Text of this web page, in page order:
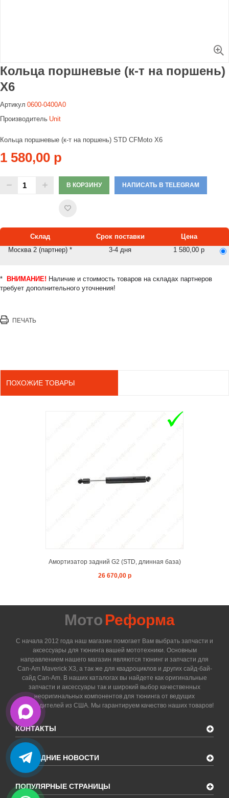
Кольца поршневые (к-т на поршень)
X6
Артикул 0600-0400A0
Производитель Unit
Кольца поршневые (к-т на поршень) STD CFMoto X6
1 580,00 р
В КОРЗИНУ НАПИСАТЬ В TELEGRAM
Склад Срок поставки
Цена
Москва 2 (партнер) *
3-4 дня 1 580,00 р
* ВНИМАНИЕ! Наличие и стоимость товаров на складах партнеров
требует дополнительного уточнения!
ПЕЧАТЬ
ПОХОЖИЕ ТОВАРЫ
Амортизатор задний G2 (STD, длинная база)
26 670,00 р
Мото Реформа
С начала 2012 года наш магазин помогает Вам выбрать запчасти и
аксессуары для тюнинга вашей мототехники. Основным
направлением нашего магазин являются тюнинг и запчасти для
Can-Am Maverick X3, а так же для квадроциклов и других сайд-бай-
сайд Can-Am. В наших каталогах вы найдете как оригинальные
запчасти и аксессуары так и широкий выбор качественных
неоригинальных компонентов для тюнинга от ведущих
производителей из США. Мы гарантируем качество наших товаров!
КОНТАКТЫ
ПОСЛЕДНИЕ НОВОСТИ
ПОПУЛЯРНЫЕ СТРАНИЦЫ